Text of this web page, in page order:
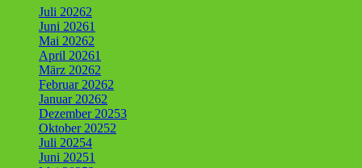
Juli 20262
Juni 20261
Mai 20262
April 20261
März 20262
Februar 20262
Januar 20262
Dezember 20253
Oktober 20252
Juli 20254
Juni 20251